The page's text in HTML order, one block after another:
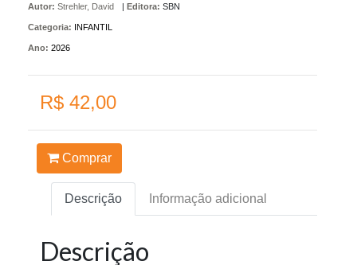
Autor: Strehler, David | Editora: SBN
Categoria: INFANTIL
Ano: 2026
R$ 42,00
Comprar
Descrição Informação adicional
Descrição